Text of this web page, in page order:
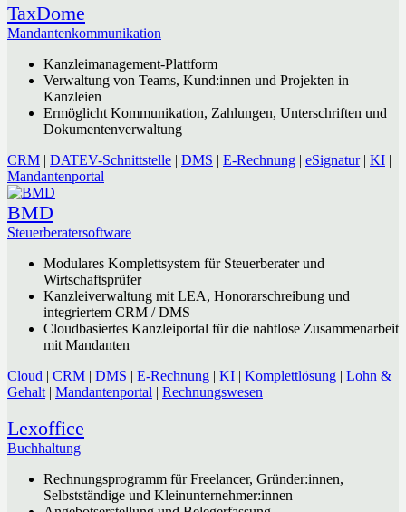
TaxDome
Mandantenkommunikation
Kanzleimanagement-Plattform
Verwaltung von Teams, Kund:innen und Projekten in
Kanzleien
Ermöglicht Kommunikation, Zahlungen, Unterschriften und
Dokumentenverwaltung
CRM | DATEV-Schnittstelle | DMS | E-Rechnung | eSignatur| KI |
Mandantenportal
BMD
Steuerberatersoftware
Modulares Komplettsystem für Steuerberater und
Wirtschaftsprüfer
Kanzleiverwaltung mit LEA, Honorarschreibung und
integriertem CRM / DMS
Cloudbasiertes Kanzleiportal für die nahtlose Zusammenarbeit
mit Mandanten
Cloud | CRM | DMS | E-Rechnung | KI | Komplettlösung | Lohn &
Gehalt | Mandantenportal | Rechnungswesen
Lexoffice
Buchhaltung
Rechnungsprogramm für Freelancer, Gründer:innen,
Selbstständige und Kleinunternehmer:innen